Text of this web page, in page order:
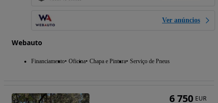
Ver anúncios
Webauto
Financiamento Oficina Chapa e Pintura Serviço de Pneus
6 750 EUR